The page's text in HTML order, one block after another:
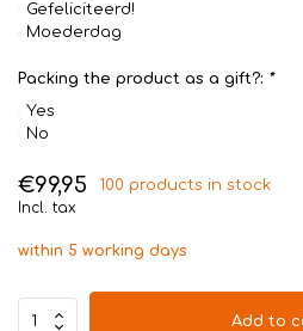
Gefeliciteerd!
Moederdag
Packing the product as a gift?: *
Yes
No
€99,95
100 products in stock
Incl. tax
within 5 working days
Add to